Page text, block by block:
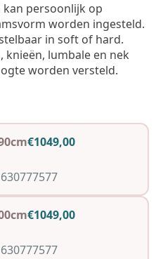
kan persoonlijk op
worden ingesteld.
in soft of hard.
knieën, lumbale en nek
worden versteld.
is
€1049,00
€1049,00